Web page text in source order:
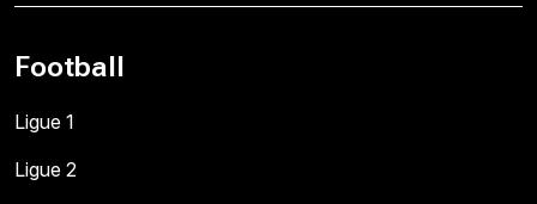
Football
Ligue 1
Ligue 2